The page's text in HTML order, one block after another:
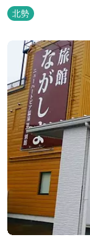
に、ご宿泊はもちろ
気浴ラドンの泉も新
北勢